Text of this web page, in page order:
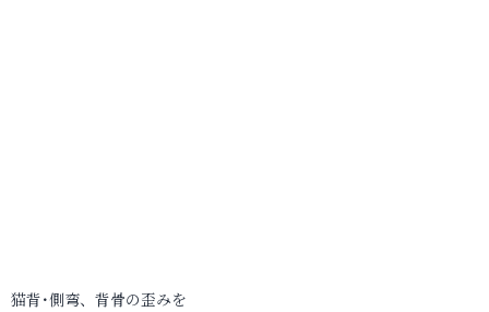
猫背･側弯、背骨の歪みを